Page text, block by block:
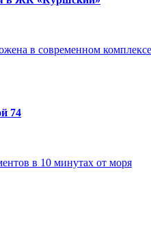
в современном
74
в 10 минутах от моря